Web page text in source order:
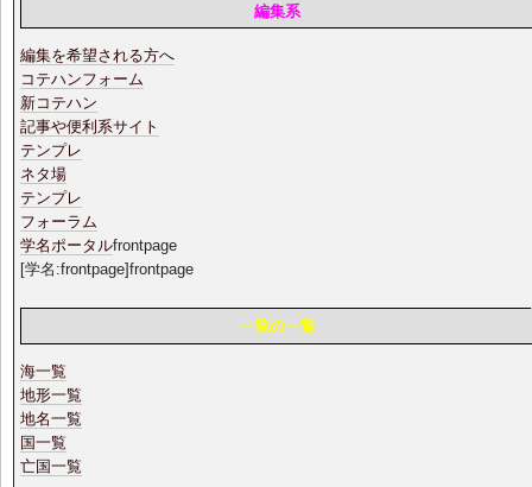
編集系
編集を希望される方へ
コテハンフォーム
新コテハン
記事や便利系サイト
テンプレ
ネタ場
テンプレ
フォーラム
学名ポータルfrontpage
[学名:frontpage]frontpage
一覧の一覧
海一覧
地形一覧
地名一覧
国一覧
亡国一覧